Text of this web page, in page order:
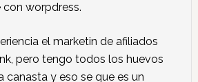
worpdress.
el marketin de afiliados
pero tengo todos los huevos
canasta y eso se que es un